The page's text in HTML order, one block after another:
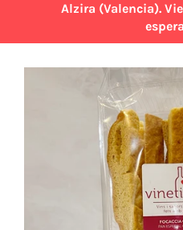
Alzira (Valencia).